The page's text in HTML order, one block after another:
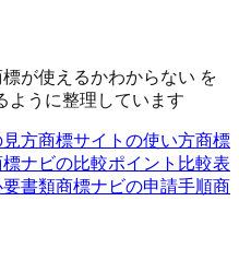
が使えるかわからない を
ように整理しています
方商標サイトの使い方商標
ナビの比較ポイント 比較表
書類商標ナビの申請手順商